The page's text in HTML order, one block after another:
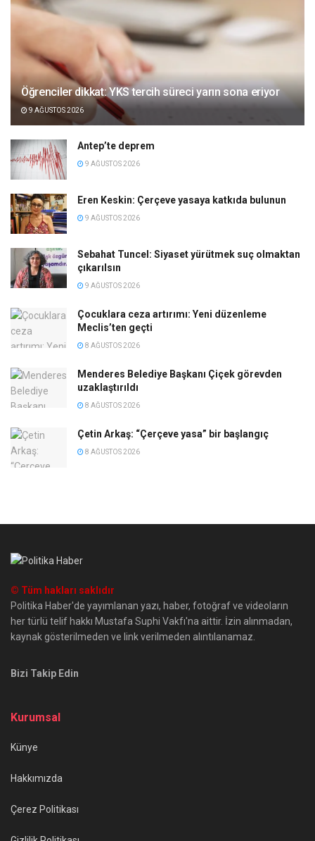
Öğrenciler dikkat: YKS tercih süreci yarın sona eriyor
9 AĞUSTOS 2026
Antep’te deprem
9 AĞUSTOS 2026
Eren Keskin: Çerçeve yasaya katkıda bulunun
9 AĞUSTOS 2026
Sebahat Tuncel: Siyaset yürütmek suç olmaktan
çıkarılsın
9 AĞUSTOS 2026
Çocuklara ceza artırımı: Yeni düzenleme
Meclis’ten geçti
8 AĞUSTOS 2026
Menderes Belediye Başkanı Çiçek görevden
uzaklaştırıldı
8 AĞUSTOS 2026
Çetin Arkaş: “Çerçeve yasa” bir başlangıç
8 AĞUSTOS 2026
© Tüm hakları saklıdır
Politika Haber'de yayımlanan yazı, haber, fotoğraf ve videoların
her türlü telif hakkı Mustafa Suphi Vakfı'na aittir. İzin alınmadan,
kaynak gösterilmeden ve link verilmeden alıntılanamaz.
Bizi Takip Edin
Kurumsal
Künye
Hakkımızda
Çerez Politikası